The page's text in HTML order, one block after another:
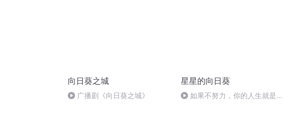
向日葵之城
广播剧《向日葵之城》
星星的向日葵
如果不努力，你的人生就是单